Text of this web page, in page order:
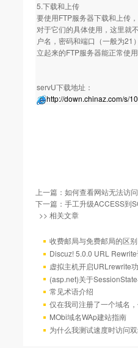
5.下载和上传
要使用FTP服务器下载和上传
对于它们的具体使用，这里就
户名，密码和端口（一般为
立起来的FTP服务器能正常使
servU下载地址：
http://down.chinaz.com/s/
上一篇： 如何查看网站无法访
下一篇： 手工升级ACCESS到
>> 相关文章
收费邮局与免费邮局的区别
Discuz! 5.0.0 URL
虚拟主机开启URLrewrite
(asp.net)关于
常见术语介绍
仅在我司注册了一个域名
MObi域名WAp建站指南
为什么我测试速度时访问